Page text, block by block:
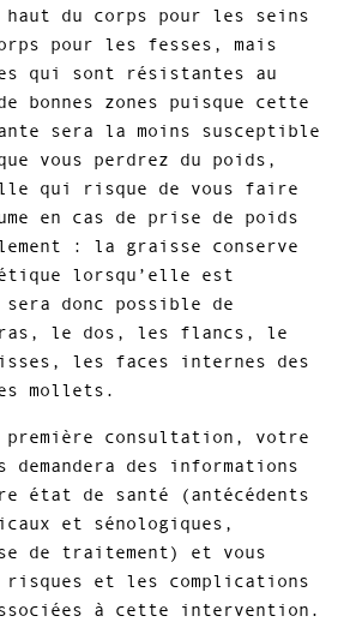
du corps pour les seins
pour les fesses, mais
qui sont résistantes au
bonnes zones puisque cette
sera la moins susceptible
vous perdrez du poids,
qui risque de vous faire
en cas de prise de poids
: la graisse conserve
lorsqu’elle est
donc possible de
le dos, les flancs, le
les faces internes des
mollets.
première consultation, votre
demandera des informations
état de santé (antécédents
et sénologiques,
de traitement) et vous
et les complications
à cette intervention.